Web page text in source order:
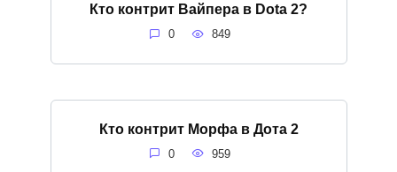
Кто контрит Вайпера в Dota 2?
0 849
Кто контрит Морфа в Дота 2
0 959